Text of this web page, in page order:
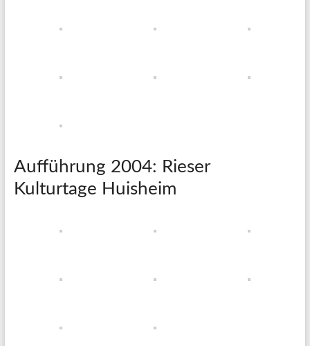
Aufführung 2004: Rieser
Kulturtage Huisheim